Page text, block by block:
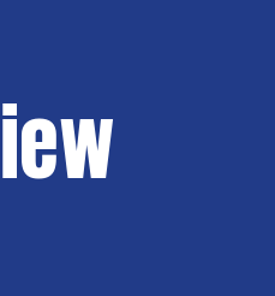
iew